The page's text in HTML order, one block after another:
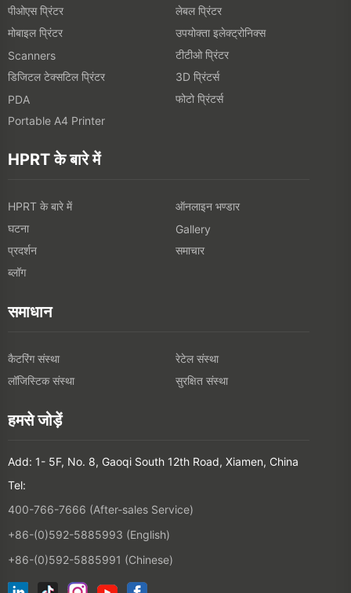
पीओएस प्रिंटर
लेबल प्रिंटर
मोबाइल प्रिंटर
उपयोक्ता इलेक्ट्रोनिक्स
Scanners
टीटीओ प्रिंटर
डिजिटल टेक्सटिल प्रिंटर
3D प्रिंटर्स
PDA
फोटो प्रिंटर्स
Portable A4 Printer
HPRT के बारे में
HPRT के बारे में
ऑनलाइन भण्डार
घटना
Gallery
प्रदर्शन
समाचार
ब्लॉग
समाधान
कैटरिंग संस्था
रेटेल संस्था
लॉजिस्टिक संस्था
सुरक्षित संस्था
हमसे जोड़ें
Add: 1- 5F, No. 8, Gaoqi South 12th Road, Xiamen, China
Tel:
400-766-7666 (After-sales Service)
+86-(0)592-5885993 (English)
+86-(0)592-5885991 (Chinese)